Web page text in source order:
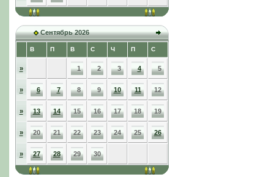
Сентябрь 2026
В П В С Ч П С
» 1 2 3 4 5
» 6 7 8 9 10 11 12
» 13 14 15 16 17 18 19
» 20 21 22 23 24 25 26
» 27 28 29 30